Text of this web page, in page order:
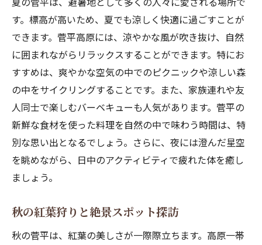
ファミリー向けアクティビティの提案
友人と楽しむアウトドアバーベキュー
思い出に残るキャンプ体験
グループで参加できる冬のアクティビティ
子供連れにおすすめの施設紹介
写真スポットで思い出を形に
長野県菅平の自然を堪能するアクティビティの
魅力
大自然の中でのヨガセッション
自然の中での星空観察イベント
す。標高が高いため、夏でも涼しく快適に過ごすことが
できます。菅平高原には、涼やかな風が吹き抜け、自然
に囲まれながらリラックスすることができます。特にお
すすめは、爽やかな空気の中でのピクニックや涼しい森
の中をサイクリングすることです。また、家族連れや友
人同士で楽しむバーベキューも人気があります。菅平の
新鮮な食材を使った料理を自然の中で味わう時間は、特
別な思い出となるでしょう。さらに、夜には澄んだ星空
を眺めながら、日中のアクティビティで疲れた体を癒し
ましょう。
秋の紅葉狩りと絶景スポット探訪
秋の菅平は、紅葉の美しさが一際際立ちます。高原一帯